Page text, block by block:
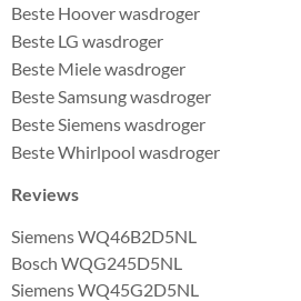
Beste Hoover wasdroger
Beste LG wasdroger
Beste Miele wasdroger
Beste Samsung wasdroger
Beste Siemens wasdroger
Beste Whirlpool wasdroger
Reviews
Siemens WQ46B2D5NL
Bosch WQG245D5NL
Siemens WQ45G2D5NL